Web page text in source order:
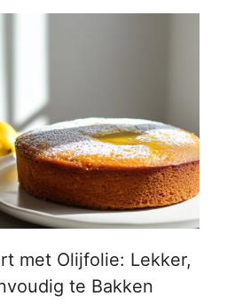
met Olijfolie: Lekker,
te Bakken